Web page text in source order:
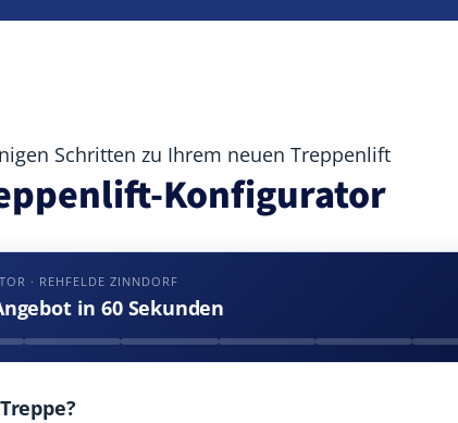
Schritten zu Ihrem neuen Treppenlift
Konfigurator
· REHFELDE ZINNDORF
in 60 Sekunden